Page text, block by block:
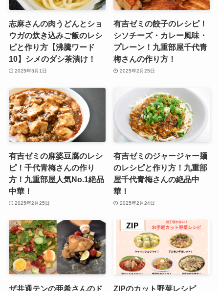
志麻さんの肉うどんとショ
ウガの炊き込みご飯のレシ
ピと作り方【沸騰ワード
10】シメのダシ茶漬け！
2025年3月1日
有吉ゼミの餃子のレシピ！
シソチーズ・カレー風味・
プレーン！九重部屋千代青
梅さんの作り方！
2025年2月25日
有吉ゼミの麻婆豆腐のレシ
ピ！千代青梅さんの作り
方！九重部屋人気No.1絶品
中華！
2025年2月25日
有吉ゼミのジャージャー麺
のレシピと作り方！九重部
屋千代青梅さんの絶品中
華！
2025年2月24日
ザ共通テンの亜希さんのド ZIPのカット野菜レシピ